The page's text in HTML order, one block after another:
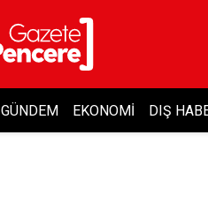
GÜNDEM EKONOMI DIŞ